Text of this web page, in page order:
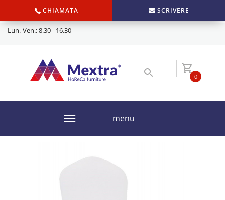
CHIAMATA SCRIVERE
Lun.-Ven.: 8.30 - 16.30
0
menu